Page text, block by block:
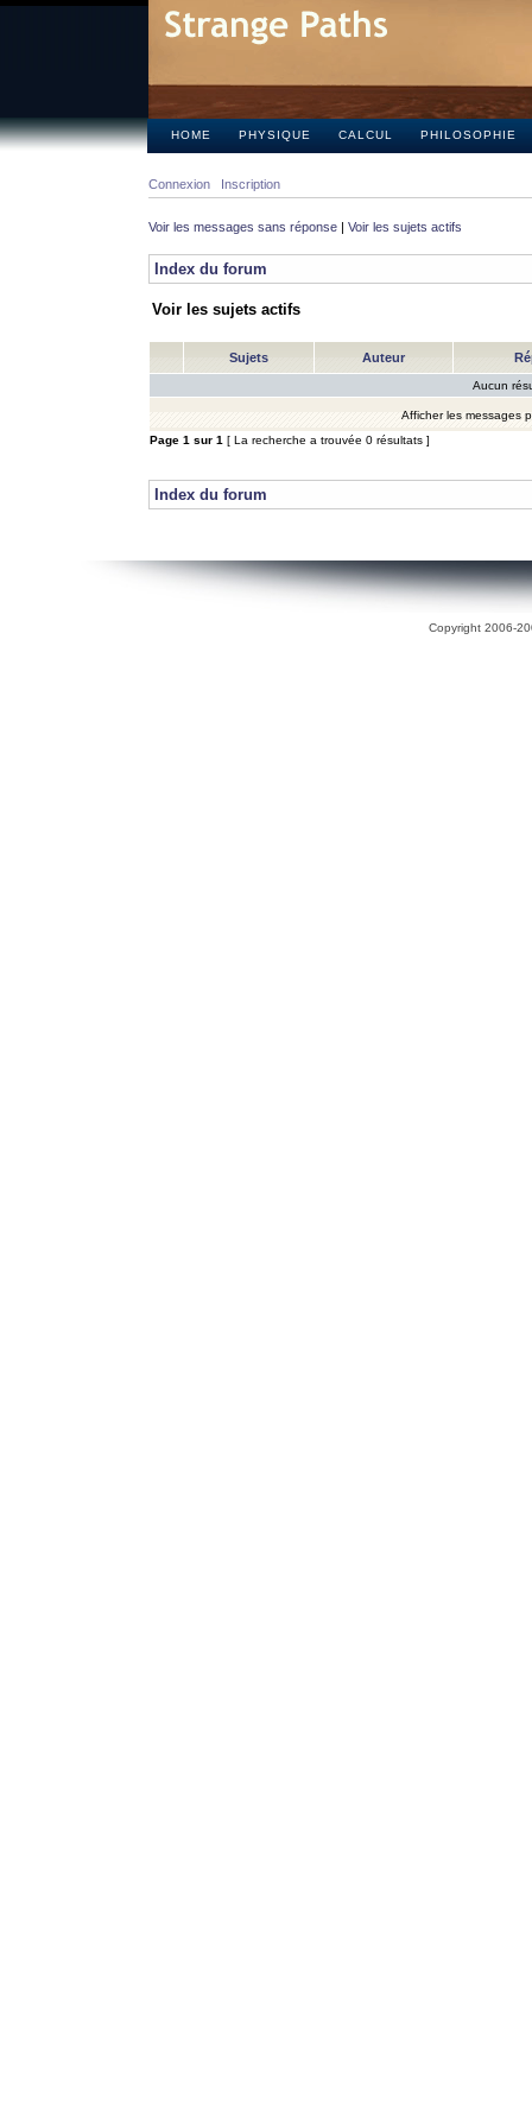
HOME PHYSIQUE CALCUL PHILOSOPHIE
Connexion Inscription
Voir les messages sans réponse | Voir les sujets actifs
Index du forum
Voir les sujets actifs
Sujets Auteur
Aucun
Afficher les messages
Page 1 sur 1 [ La recherche a trouvée 0 résultats ]
Index du forum
Copyright 2006-